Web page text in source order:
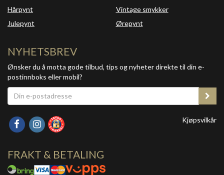
Hårpynt
Julepynt
Vintage smykker
Ørepynt
NYHETSBREV
Ønsker du å motta gode tilbud, tips og nyheter direkte til din e-
postinnboks eller mobil?
Kjøpsvilkår
FRAKT & BETALING